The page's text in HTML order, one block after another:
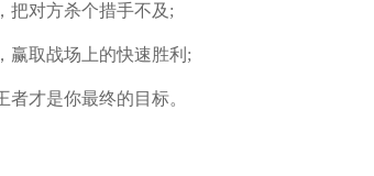
把对方杀个措手不及;
赢取战场上的快速胜利;
才是你最终的目标。